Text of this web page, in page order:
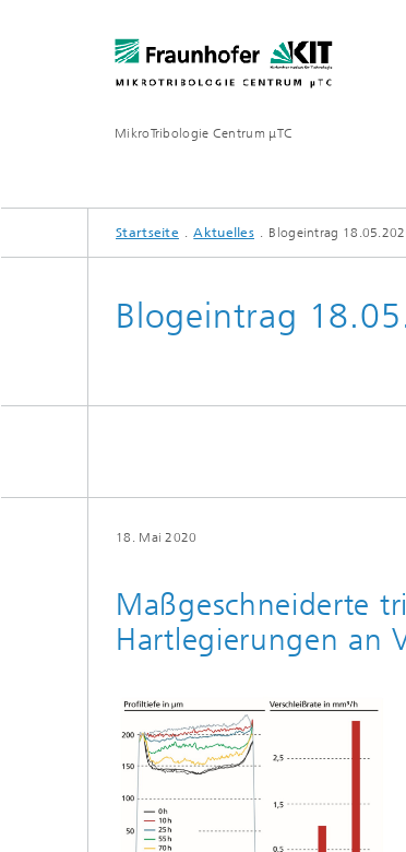
MikroTribologie Centrum μTC
Startseite Aktuelles Blogeintrag
Blogeintrag
18. Mai 2020
Maßgeschneiderte
Hartlegierungen an